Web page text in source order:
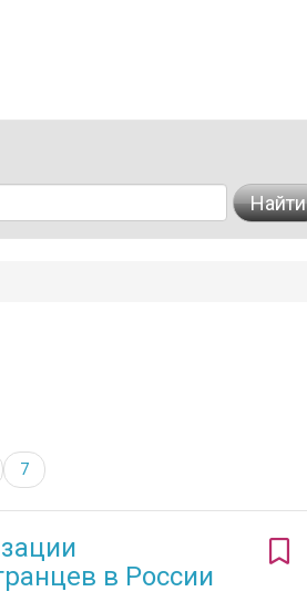
Найти
7
в России